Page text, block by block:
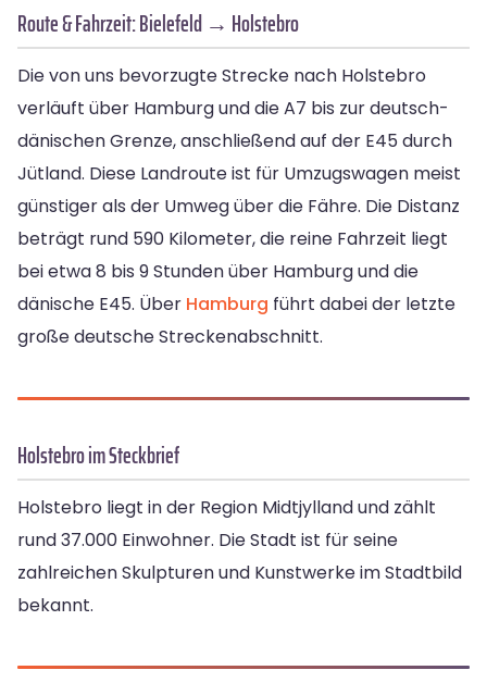
Route & Fahrzeit: Bielefeld → Holstebro
Die von uns bevorzugte Strecke nach Holstebro
verläuft über Hamburg und die A7 bis zur deutsch-
dänischen Grenze, anschließend auf der E45 durch
Jütland. Diese Landroute ist für Umzugswagen meist
günstiger als der Umweg über die Fähre. Die Distanz
beträgt rund 590 Kilometer, die reine Fahrzeit liegt
bei etwa 8 bis 9 Stunden über Hamburg und die
dänische E45. Über Hamburg führt dabei der letzte
große deutsche Streckenabschnitt.
Holstebro im Steckbrief
Holstebro liegt in der Region Midtjylland und zählt
rund 37.000 Einwohner. Die Stadt ist für seine
zahlreichen Skulpturen und Kunstwerke im Stadtbild
bekannt.